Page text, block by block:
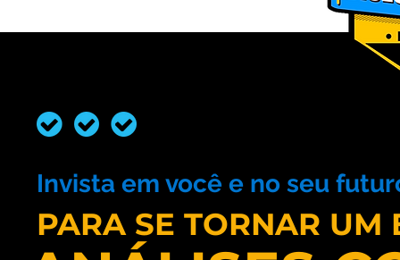
Invista em você e no seu
PARA SE TORNAR UM